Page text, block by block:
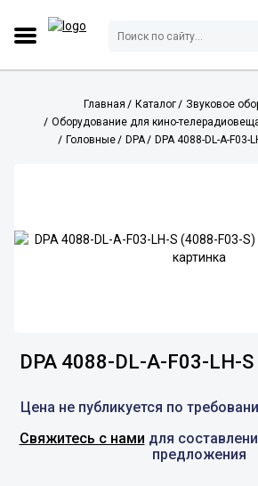
Главная Каталог
Звуковое
Оборудование для кино-
Головные
DPA DPA 4088-DL-A-F03-
DPA 4088-DL-A-F03-LH-
Цена не публикуется по
Свяжитесь с нами для
предложения